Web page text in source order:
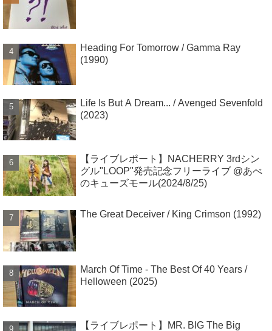
Heading For Tomorrow / Gamma Ray
(1990)
Life Is But A Dream... / Avenged Sevenfold
(2023)
【ライブレポート】NACHERRY 3rdシン
グル"LOOP"発売記念フリーライブ @あべ
のキューズモール(2024/8/25)
The Great Deceiver / King Crimson (1992)
March Of Time - The Best Of 40 Years /
Helloween (2025)
【ライブレポート】MR. BIG The Big